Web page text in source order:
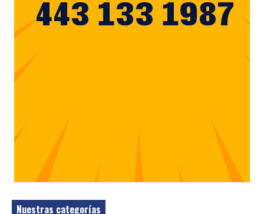
Nuestras categorías